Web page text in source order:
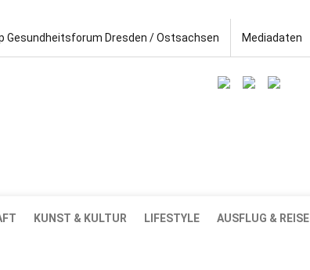
Gesundheitsforum Dresden / Ostsachsen Mediadaten
KUNST & KULTUR LIFESTYLE AUSFLUG & REISE